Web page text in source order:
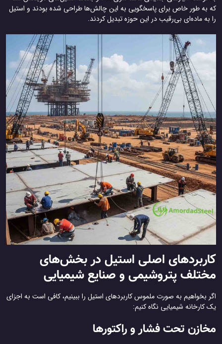
به طور خاص برای پاسخگویی به این چالش‌ها طراحی شده بودند و استیل
به ماده‌ای بی‌رقیب در این حوزه تبدیل کردند.
اصلی استیل در بخش‌های
پتروشیمی و صنایع شیمیایی
بخواهیم به صورت ملموس کاربردهای استیل را ببینیم، کافی است به اجزای
کارخانه شیمیایی نگاه کنیم:
تحت فشار و راکتورها